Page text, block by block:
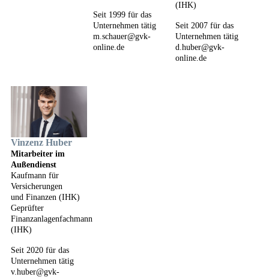
Seit 1999 für das
Unternehmen tätig
m.schauer@gvk-
online.de
(IHK)
Seit 2007 für das
Unternehmen tätig
d.huber@gvk-
online.de
Vinzenz Huber
Mitarbeiter im
Außendienst
Kaufmann für
Versicherungen
und Finanzen (IHK)
Geprüfter
Finanzanlagenfachmann
(IHK)
Seit 2020 für das
Unternehmen tätig
v.huber@gvk-